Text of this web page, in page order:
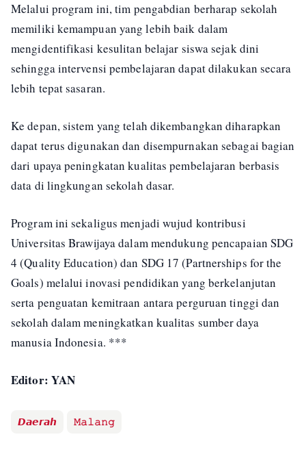
Melalui program ini, tim pengabdian berharap sekolah
memiliki kemampuan yang lebih baik dalam
mengidentifikasi kesulitan belajar siswa sejak dini
sehingga intervensi pembelajaran dapat dilakukan secara
lebih tepat sasaran.
Ke depan, sistem yang telah dikembangkan diharapkan
dapat terus digunakan dan disempurnakan sebagai bagian
dari upaya peningkatan kualitas pembelajaran berbasis
data di lingkungan sekolah dasar.
Program ini sekaligus menjadi wujud kontribusi
Universitas Brawijaya dalam mendukung pencapaian SDG
4 (Quality Education) dan SDG 17 (Partnerships for the
Goals) melalui inovasi pendidikan yang berkelanjutan
serta penguatan kemitraan antara perguruan tinggi dan
sekolah dalam meningkatkan kualitas sumber daya
manusia Indonesia. ***
Editor: YAN
𝘿𝙖𝙚𝙧𝙖𝙝 𝙼𝚊𝚕𝚊𝚗𝚐